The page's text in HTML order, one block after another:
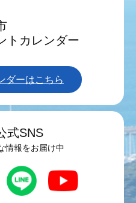
トカレンダー
ダーはこちら
式SNS
情報をお届け中